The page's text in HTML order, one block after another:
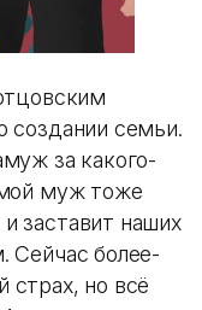
создании семьи.
за какого-
муж тоже
заставит наших
Сейчас более-
страх, но всё